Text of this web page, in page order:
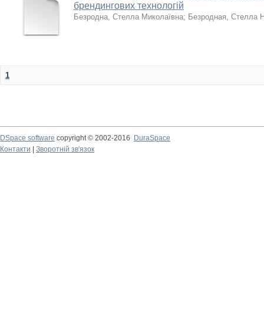
брендингових технологій
Безродна, Стелла Миколаївна; Безродная, Стелла
1
DSpace software copyright © 2002-2016
DuraSpace
Контакти
Зворотній зв'язок